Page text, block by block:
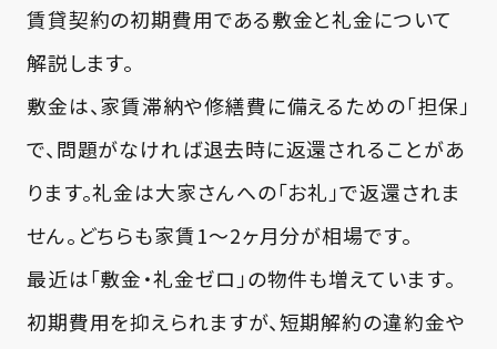
賃貸契約の初期費用である敷金と礼金について
解説します。
敷金は、家賃滞納や修繕費に備えるための「担保」
で、問題がなければ退去時に返還されることがあ
ります。礼金は大家さんへの「お礼」で返還されま
せん。どちらも家賃1〜2ヶ月分が相場です。
最近は「敷金・礼金ゼロ」の物件も増えています。
初期費用を抑えられますが、短期解約の違約金や